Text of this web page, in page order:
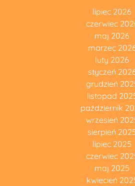
lipiec 2026
czerwiec
maj 2026
marzec
luty 2026
styczeń
grudzień
listopad
październik
wrzesień
sierpień
lipiec 2025
czerwiec
maj 2025
kwiecień